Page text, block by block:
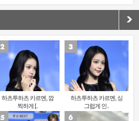
하츠투하츠 카르멘, 깜
찍하게 [..
하츠투하츠 카르멘, 싱
그럽게 인..